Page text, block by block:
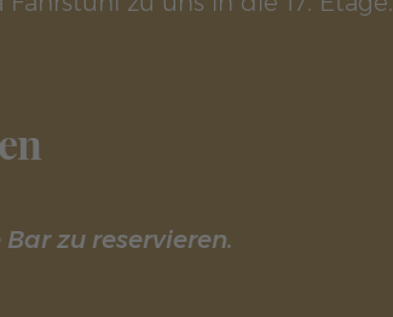
zu reservieren.